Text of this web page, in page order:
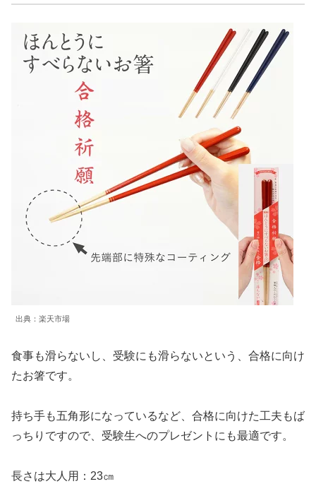
出典：楽天市場
食事も滑らないし、受験にも滑らないという、合格に向け
たお箸です。
持ち手も五角形になっているなど、合格に向けた工夫もば
っちりですので、受験生へのプレゼントにも最適です。
長さは大人用：23㎝